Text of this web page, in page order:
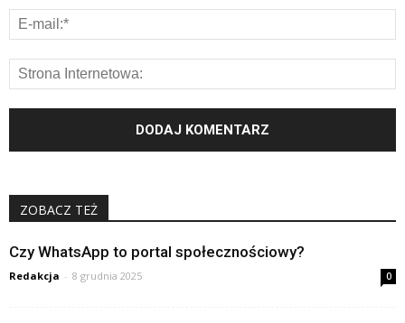
ZOBACZ TEŻ
Czy WhatsApp to portal społecznościowy?
Redakcja - 8 grudnia 2025 0